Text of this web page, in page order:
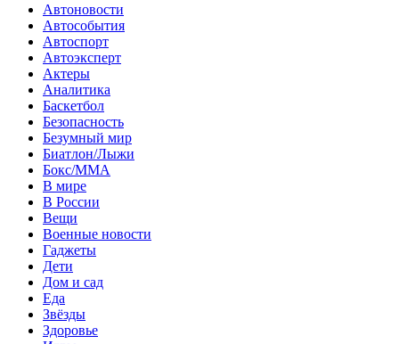
Автоновости
Автособытия
Автоспорт
Автоэксперт
Актеры
Аналитика
Баскетбол
Безопасность
Безумный мир
Биатлон/Лыжи
Бокс/MMA
В мире
В России
Вещи
Военные новости
Гаджеты
Дети
Дом и сад
Еда
Звёзды
Здоровье